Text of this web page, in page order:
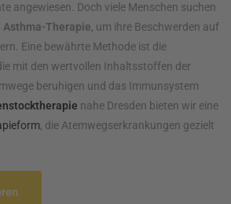
angewiesen. Doch viele Menschen suchen
Therapie, um ihre Beschwerden auf
Eine bewährte Methode ist die
mit den wertvollen Inhaltsstoffen der
beruhigen und das Immunsystem
nahe Dresden bieten wir eine
, die Atemwegserkrankungen gezielt